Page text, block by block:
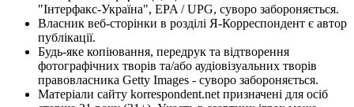
"Інтерфакс-Україна", EPA / UPG, суворо забороняється.
Власник веб-сторінки в розділі Я-Корреспондент є автор
публікації.
Будь-яке копіювання, передрук та відтворення
фотографічних творів та/або аудіовізуальних творів
правовласника Getty Images - суворо забороняється.
Матеріали сайту korrespondent.net призначені для осіб